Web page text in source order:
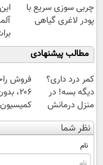
ویژه
چربی سوزی سریع با
پودر لاغری گیاهی
مطالب پیشنهادی
کمر درد داری؟
دیگه بسه! در
منزل درمانش
کن
(◀پرسش‌نامه)
فروش
۲۰6،
دردسر
نظر شما
نام